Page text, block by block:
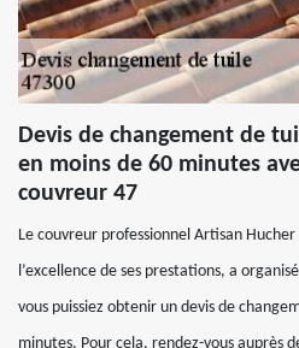
Devis de changement de
en moins de 60 minutes
couvreur 47
Le couvreur professionnel Artisan
l’excellence de ses prestations, a
vous puissiez obtenir un devis de
minutes. Pour cela, rendez-vous auprès